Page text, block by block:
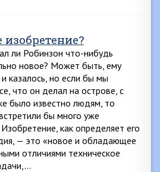
ли Робинзон что-нибудь
новое? Может быть, ему
казалось, но если бы мы
что он делал на острове, с
было известно людям, то
бы много уже
как определяет его
— это «новое и обладающее
отличиями техническое